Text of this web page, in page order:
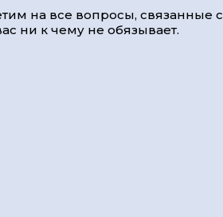
на все вопросы, связанные с
ни к чему не обязывает.